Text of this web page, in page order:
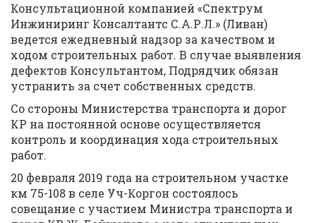
Консультационной компанией «Спектрум
Инжиниринг Консалтантс С.А.Р.Л.» (Ливан)
ведется ежедневный надзор за качеством и
ходом строительных работ. В случае выявления
дефектов Консультантом, Подрядчик обязан
устранить за счет собственных средств.
Со стороны Министерства транспорта и дорог
КР на постоянной основе осуществляется
контроль и координация хода строительных
работ.
20 февраля 2019 года на строительном участке
км 75-108 в селе Уч-Коргон состоялось
совещание с участием Министра транспорта и